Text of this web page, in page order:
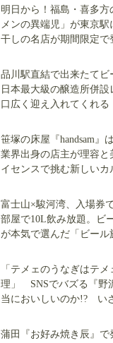
明日から！福島・喜多方
メンの異端児」が東京
干しの名店が期間限定で
品川駅直結で出来たてビ
日本最大級の醸造所併設
口広く迎え入れてくれる
笹塚の床屋『handsam』
業界出身の店主が理容と
イセンスで挑む新しいカ
富士山×駿河湾、入場券
部屋で10L飲み放題。ビ
が本気で選んだ「ビール
「テメェのうなぎはテ
理」 SNSでバズる『野
当においしいのか!? い
蒲田『お好み焼き辰』で